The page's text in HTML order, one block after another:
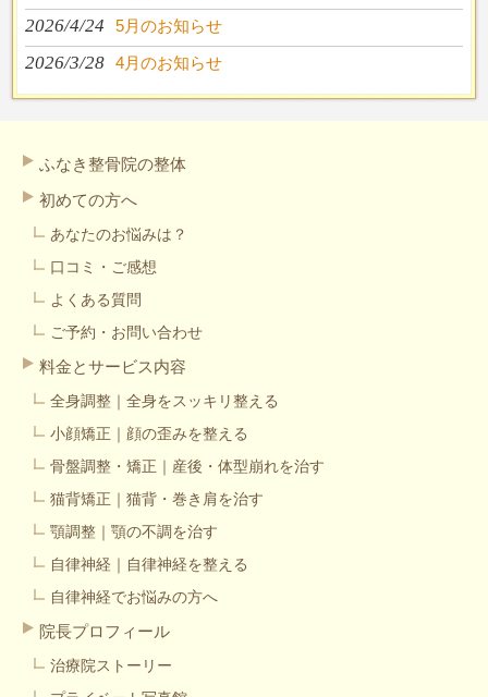
2026/4/24 5月のお知らせ
2026/3/28 4月のお知らせ
ふなき整骨院の整体
初めての方へ
あなたのお悩みは？
口コミ・ご感想
よくある質問
ご予約・お問い合わせ
料金とサービス内容
全身調整｜全身をスッキリ整える
小顔矯正｜顔の歪みを整える
骨盤調整・矯正｜産後・体型崩れを治す
猫背矯正｜猫背・巻き肩を治す
顎調整｜顎の不調を治す
自律神経｜自律神経を整える
自律神経でお悩みの方へ
院長プロフィール
治療院ストーリー